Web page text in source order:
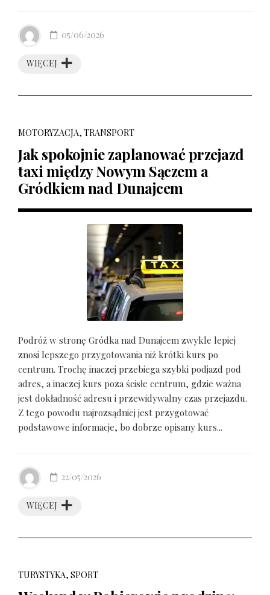
WIĘCEJ
05/06/2026
MOTORYZACJA, TRANSPORT
Jak spokojnie zaplanować przejazd
taxi między Nowym Sączem a
Gródkiem nad Dunajcem
Podróż w stronę Gródka nad Dunajcem zwykle lepiej
znosi lepszego przygotowania niż krótki kurs po
centrum. Trochę inaczej przebiega szybki podjazd pod
adres, a inaczej kurs poza ścisłe centrum, gdzie ważna
jest dokładność adresu i przewidywalny czas przejazdu.
Z tego powodu najrozsądniej jest przygotować
podstawowe informacje, bo dobrze opisany kurs...
WIĘCEJ
22/05/2026
TURYSTYKA, SPORT